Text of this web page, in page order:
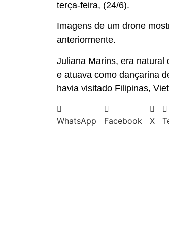
terça-feira, (24/6).
Imagens de um drone
anteriormente.
Juliana Marins, era natural
e atuava como dançarina
havia visitado Filipinas,
WhatsApp Facebook X